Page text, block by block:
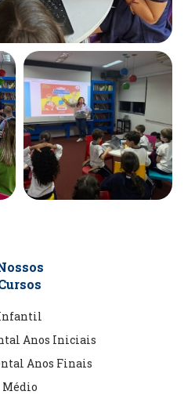
Anos Iniciais
Anos Finais
Médio